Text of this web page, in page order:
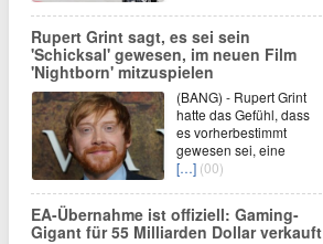
Rupert Grint sagt, es sei sein
'Schicksal' gewesen, im neuen Film
'Nightborn' mitzuspielen
(BANG) - Rupert Grint
hatte das Gefühl, dass
es vorherbestimmt
gewesen sei, eine
[…] (00)
EA-Übernahme ist offiziell: Gaming-
Gigant für 55 Milliarden Dollar verkauft